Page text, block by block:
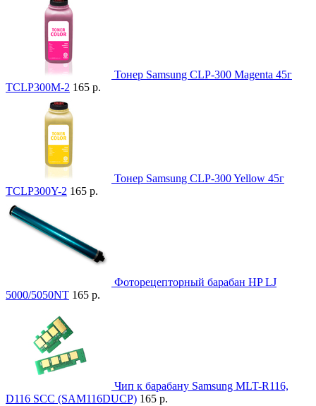
Тонер Samsung CLP-300 Magenta 45г
TCLP300M-2 165 р.
Тонер Samsung CLP-300 Yellow 45г
TCLP300Y-2 165 р.
Фоторецепторный барабан HP LJ
5000/5050NT 165 р.
Чип к барабану Samsung MLT-R116,
D116 SCC (SAM116DUCP) 165 р.